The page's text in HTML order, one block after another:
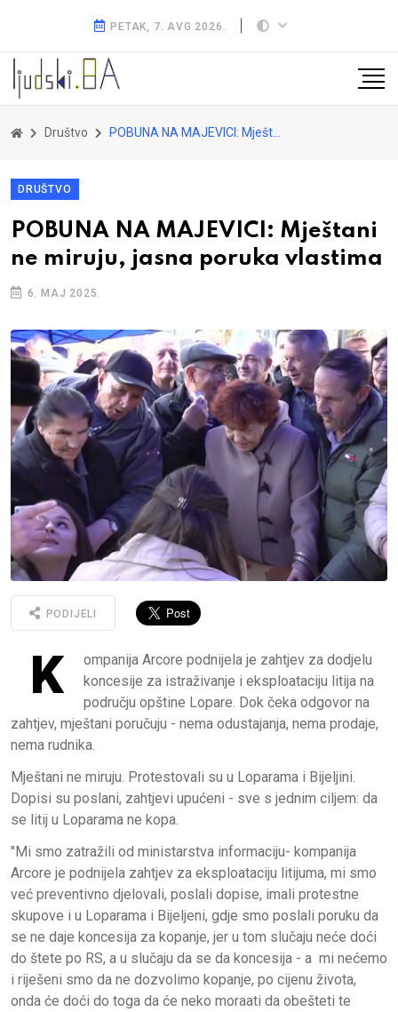
PETAK, 7. AVG 2026.
Društvo POBUNA NA MAJEVICI: Mještani ne miruju, jasna poruka vlastima
DRUŠTVO
POBUNA NA MAJEVICI: Mještani
ne miruju, jasna poruka vlastima
6. MAJ 2025.
PODIJELI
K
ompanija Arcore podnijela je zahtjev za dodjelu
koncesije za istraživanje i eksploataciju litija na
području opštine Lopare. Dok čeka odgovor na
zahtjev, mještani poručuju - nema odustajanja, nema prodaje,
nema rudnika.
Mještani ne miruju. Protestovali su u Loparama i Bijeljini.
Dopisi su poslani, zahtjevi upućeni - sve s jednim ciljem: da
se litij u Loparama ne kopa.
"Mi smo zatražili od ministarstva informaciju- kompanija
Arcore je podnijela zahtjev za eksploataciju litijuma, mi smo
već preventivno djelovali, poslali dopise, imali protestne
skupove i u Loparama i Bijeljeni, gdje smo poslali poruku da
se ne daje koncesija za kopanje, jer u tom slučaju neće doći
do štete po RS, a u slučaju da se da koncesija - a mi nećemo
i riješeni smo da ne dozvolimo kopanje, po cijenu života,
onda će doći do toga da će neko moraati da obešteti te